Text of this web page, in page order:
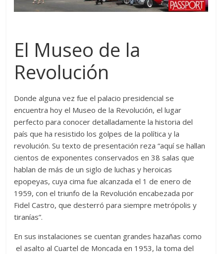
El Museo de la
Revolución
Donde alguna vez fue el palacio presidencial se
encuentra hoy el Museo de la Revolución, el lugar
perfecto para conocer detalladamente la historia del
país que ha resistido los golpes de la política y la
revolución. Su texto de presentación reza “aquí se hallan
cientos de exponentes conservados en 38 salas que
hablan de más de un siglo de luchas y heroicas
epopeyas, cuya cima fue alcanzada el 1 de enero de
1959, con el triunfo de la Revolución encabezada por
Fidel Castro, que desterró para siempre metrópolis y
tiranías”.
En sus instalaciones se cuentan grandes hazañas como
el asalto al Cuartel de Moncada en 1953, la toma del